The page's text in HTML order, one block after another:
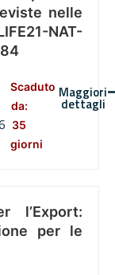
nelle
NAT-
Scaduto
da:
35
giorni
Maggiori
dettagli
l’Export:
per le